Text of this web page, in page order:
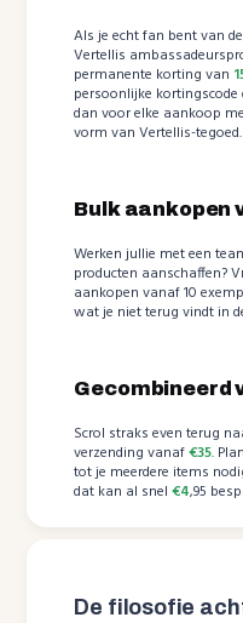
Als je echt fan bent van
Vertellis
permanente korting van
persoonlijke
dan voor elke aankoop
vorm van Vertellis-tegoed.
Bulk aankopen
Werken jullie met een
producten aanschaffen?
aankopen vanaf 10
wat je niet terug vindt in
Gecombineerd
Scrol straks even terug
verzending vanaf€35.
tot je meerdere items
dat kan al snel€4,95
De filosofie